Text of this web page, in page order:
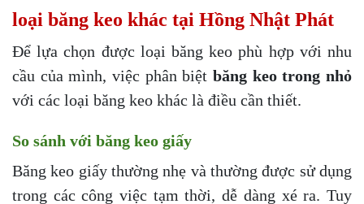
loại băng keo khác tại Hồng Nhật Phát
Để lựa chọn được loại băng keo phù hợp với nhu
cầu của mình, việc phân biệt băng keo trong nhỏ
với các loại băng keo khác là điều cần thiết.
So sánh với băng keo giấy
Băng keo giấy thường nhẹ và thường được sử dụng
trong các công việc tạm thời, dễ dàng xé ra. Tuy